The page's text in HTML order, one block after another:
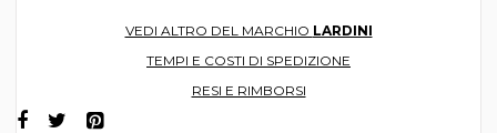
VEDI ALTRO DEL MARCHIO LARDINI
TEMPI E COSTI DI SPEDIZIONE
RESI E RIMBORSI